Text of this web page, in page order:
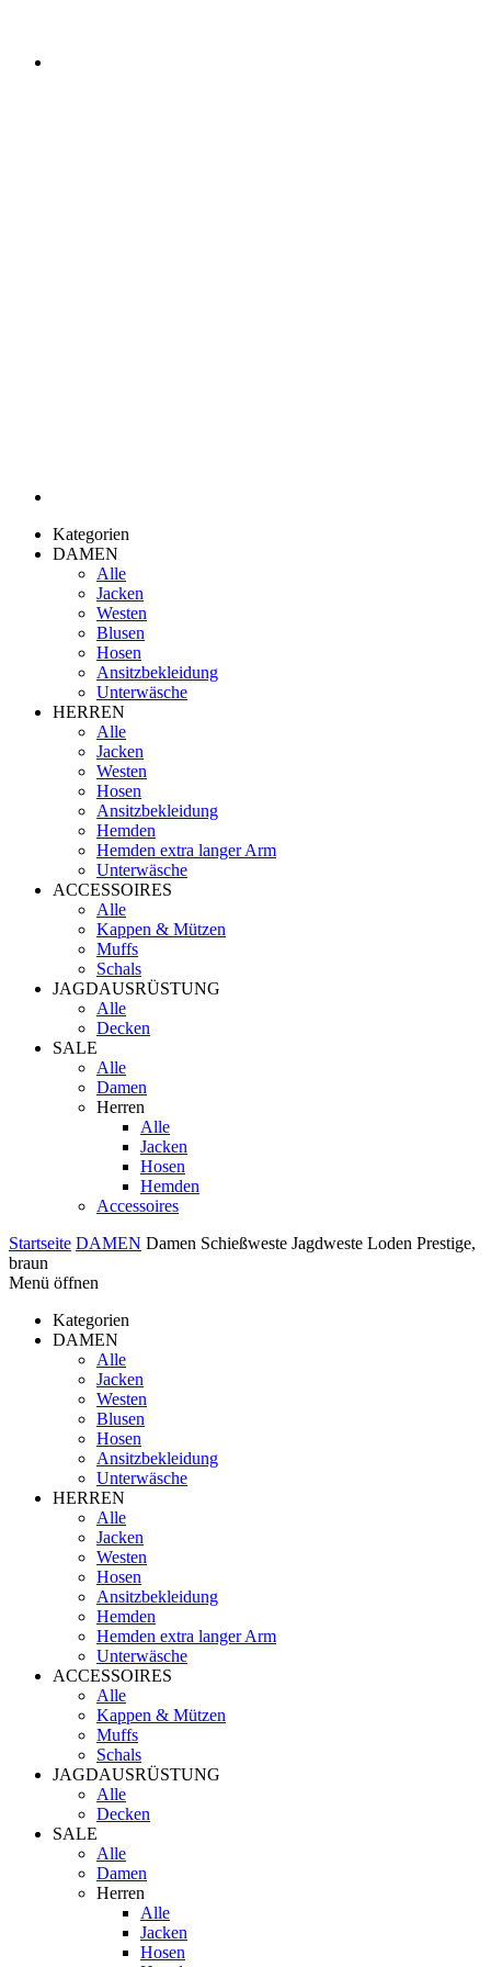
Kategorien
DAMEN
Alle
Jacken
Westen
Blusen
Hosen
Ansitzbekleidung
Unterwäsche
HERREN
Alle
Jacken
Westen
Hosen
Ansitzbekleidung
Hemden
Hemden extra langer Arm
Unterwäsche
ACCESSOIRES
Alle
Kappen & Mützen
Muffs
Schals
JAGDAUSRÜSTUNG
Alle
Decken
SALE
Alle
Damen
Herren
Alle
Jacken
Hosen
Hemden
Accessoires
Startseite DAMEN Damen Schießweste Jagdweste Loden Prestige,
braun
Menü öffnen
Kategorien
DAMEN
Alle
Jacken
Westen
Blusen
Hosen
Ansitzbekleidung
Unterwäsche
HERREN
Alle
Jacken
Westen
Hosen
Ansitzbekleidung
Hemden
Hemden extra langer Arm
Unterwäsche
ACCESSOIRES
Alle
Kappen & Mützen
Muffs
Schals
JAGDAUSRÜSTUNG
Alle
Decken
SALE
Alle
Damen
Herren
Alle
Jacken
Hosen